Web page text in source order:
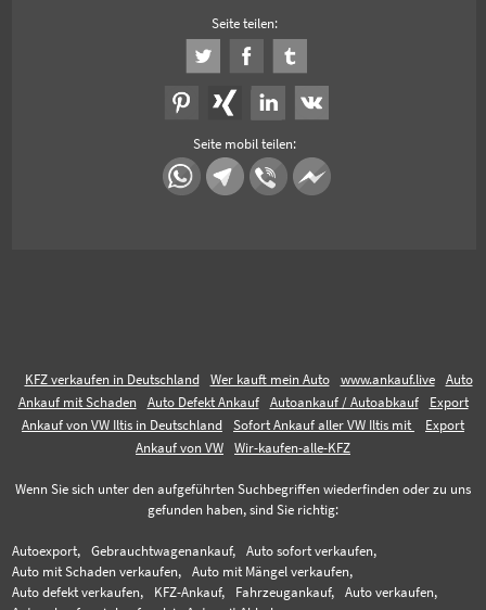
Seite teilen:
Seite mobil teilen:
KFZ verkaufen in Deutschland Wer kauft mein Auto www.ankauf.live
Auto
Ankauf mit Schaden
Auto Defekt Ankauf Autoankauf / Autoabkauf
Export
Ankauf von VW Iltis in Deutschland
Sofort Ankauf aller VW Iltis mit
Export
Ankauf von VW
Wir-kaufen-alle-KFZ
Wenn Sie sich unter den aufgeführten Suchbegriffen wiederfinden oder zu uns
gefunden haben, sind Sie richtig:
Autoexport, Gebrauchtwagenankauf,
Auto sofort verkaufen,
Auto mit Schaden verkaufen,
Auto mit Mängel verkaufen,
Auto defekt verkaufen,
KFZ-Ankauf, Fahrzeugankauf,
Auto verkaufen,